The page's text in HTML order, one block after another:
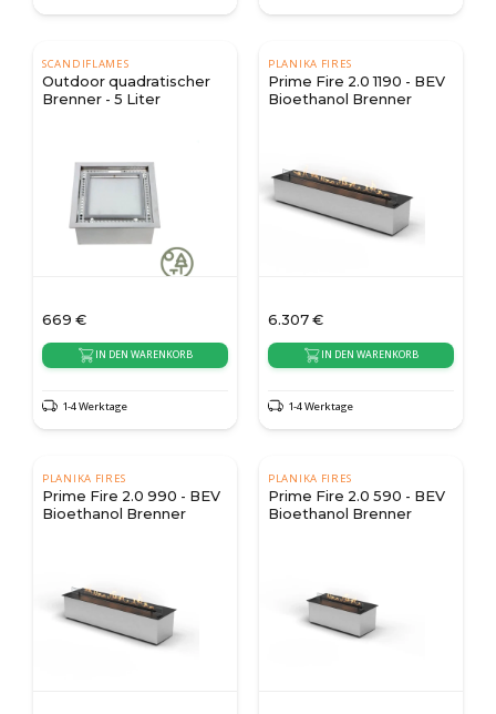
SCANDIFLAMES
Outdoor quadratischer
Brenner - 5 Liter
669 €
IN DEN WARENKORB
1-4 Werktage
PLANIKA FIRES
Prime Fire 2.0 1190 - BEV
Bioethanol Brenner
6.307 €
IN DEN WARENKORB
1-4 Werktage
PLANIKA FIRES
Prime Fire 2.0 990 - BEV
Bioethanol Brenner
PLANIKA FIRES
Prime Fire 2.0 590 - BEV
Bioethanol Brenner